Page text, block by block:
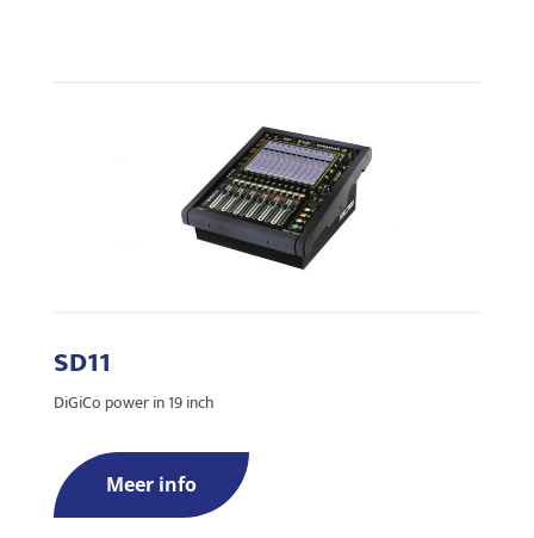
SD11
DiGiCo power in 19 inch
Meer info